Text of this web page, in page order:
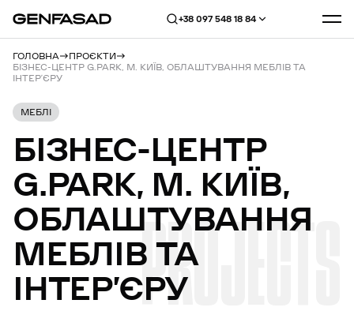
+38 097 548 18 84
ГОЛОВНА
ПРОЄКТИ
БІЗНЕС-ЦЕНТР G.PARK, М. КИЇВ, ОБЛАШТУВАННЯ МЕБЛІВ ТА
ІНТЕР’ЄРУ
МЕБЛІ
БІЗНЕС-ЦЕНТР
G.PARK, М. КИЇВ,
ОБЛАШТУВАННЯ
МЕБЛІВ ТА
ІНТЕР’ЄРУPROJECTS